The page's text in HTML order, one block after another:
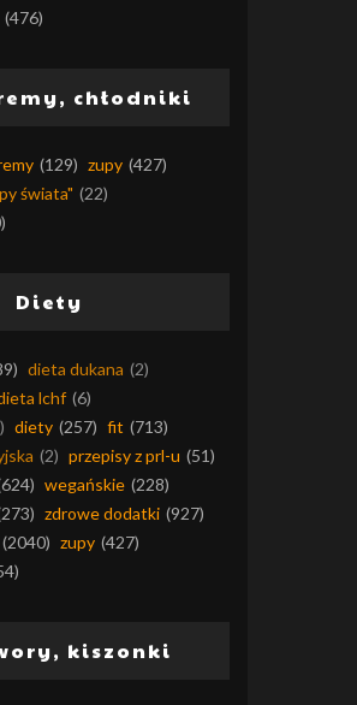
(476)
chłodniki
(129) zupy (427)
świata" (22)
Diety
dieta dukana (2)
lchf (6)
diety (257) fit (713)
(2) przepisy z prl-u (51)
wegańskie (228)
zdrowe dodatki (927)
(2040) zupy (427)
kiszonki